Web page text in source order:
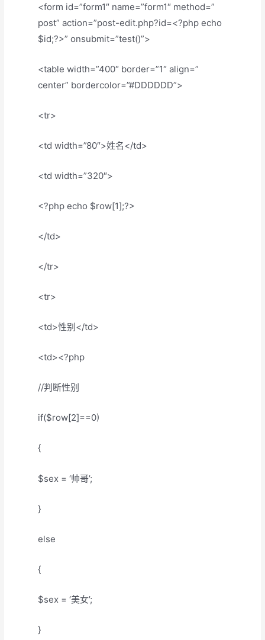
<form id=”form1″ name=”form1″ method=”
post” action=”post-edit.php?id=<?php echo
$id;?>” onsubmit=”test()”>
<table width=”400″ border=”1″ align=”
center” bordercolor=”#DDDDDD”>
<tr>
<td width=”80″>姓名</td>
<td width=”320″>
<?php echo $row[1];?>
</td>
</tr>
<tr>
<td>性别</td>
<td><?php
//判断性别
if($row[2]==0)
{
$sex = ‘帅哥’;
}
else
{
$sex = ‘美女’;
}